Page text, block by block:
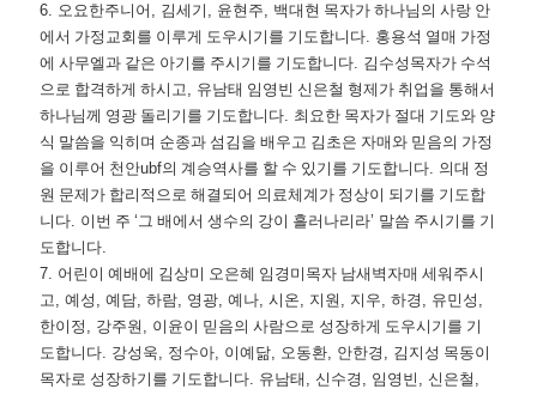
6. 오요한주니어 , 김세기 , 윤현주, 백대현 목자가 하나님의 사랑 안
에서 가정교회를 이루게 도우시기를 기도합니다. 홍용석 열매 가정
에 사무엘과 같은 아기를 주시기를 기도합니다. 김수성목자가 수석
으로 합격하게 하시고, 유남태 임영빈 신은철 형제가 취업을 통해서
하나님께 영광 돌리기를 기도합니다. 최요한 목자가 절대 기도와 양
식 말씀을 익히며 순종과 섬김을 배우고 김초은 자매와 믿음의 가정
을 이루어 천안ubf의 계승역사를 할 수 있기를 기도합니다. 의대 정
원 문제가 합리적으로 해결되어 의료체계가 정상이 되기를 기도합
니다. 이번 주‘그 배에서 생수의 강이 흘러나리라’ 말씀 주시기를 기
도합니다.
7. 어린이 예배에 김상미 오은혜 임경미목자 남새벽자매 세워주시
고,예성 ,예담,하람, 영광,예나,시온, 지원 , 지우,하경 , 유민성 ,
한이정 , 강주원 , 이윤이 믿음의 사람으로 성장하게 도우시기를 기
도합니다. 강성욱, 정수아, 이예닮, 오동환, 안한경 , 김지성 목동이
목자로 성장하기를 기도합니다. 유남태 , 신수경 , 임영빈 , 신은철 ,